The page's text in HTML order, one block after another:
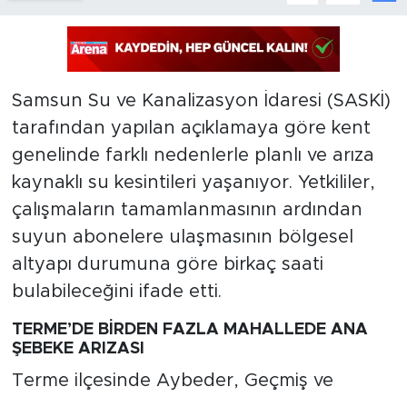
Samsun Su ve Kanalizasyon İdaresi (SASKİ)
tarafından yapılan açıklamaya göre kent
genelinde farklı nedenlerle planlı ve arıza
kaynaklı su kesintileri yaşanıyor. Yetkililer,
çalışmaların tamamlanmasının ardından
suyun abonelere ulaşmasının bölgesel
altyapı durumuna göre birkaç saati
bulabileceğini ifade etti.
TERME’DE BİRDEN FAZLA MAHALLEDE ANA
ŞEBEKE ARIZASI
Terme ilçesinde Aybeder, Geçmiş ve